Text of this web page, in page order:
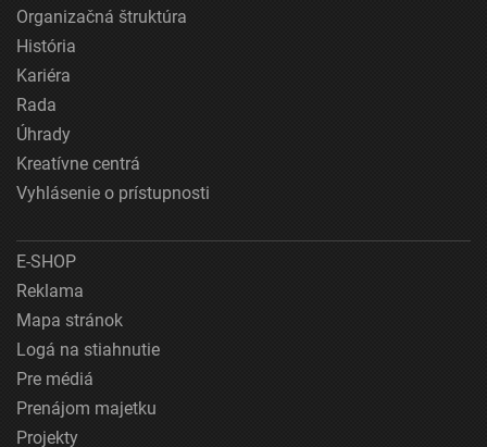
Organizačná štruktúra
História
Kariéra
Rada
Úhrady
Kreatívne centrá
Vyhlásenie o prístupnosti
E-SHOP
Reklama
Mapa stránok
Logá na stiahnutie
Pre médiá
Prenájom majetku
Projekty